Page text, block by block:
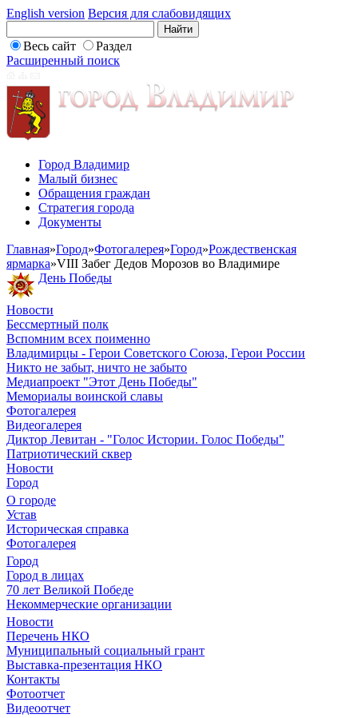
English version Версия для слабовидящих
Весь сайт
Раздел
Расширенный поиск
Город Владимир
Малый бизнес
Обращения граждан
Стратегия города
Документы
Главная»Город»Фотогалерея»Город»Рождественская
ярмарка»VIII Забег Дедов Морозов во Владимире
День Победы
Новости
Бессмертный полк
Вспомним всех поименно
Владимирцы - Герои Советского Союза, Герои России
Никто не забыт, ничто не забыто
Медиапроект "Этот День Победы"
Мемориалы воинской славы
Фотогалерея
Видеогалерея
Диктор Левитан - "Голос Истории. Голос Победы"
Патриотический сквер
Новости
Город
О городе
Устав
Историческая справка
Фотогалерея
Город
Город в лицах
70 лет Великой Победе
Некоммерческие организации
Новости
Перечень НКО
Муниципальный социальный грант
Выставка-презентация НКО
Контакты
Фотоотчет
Видеоотчет